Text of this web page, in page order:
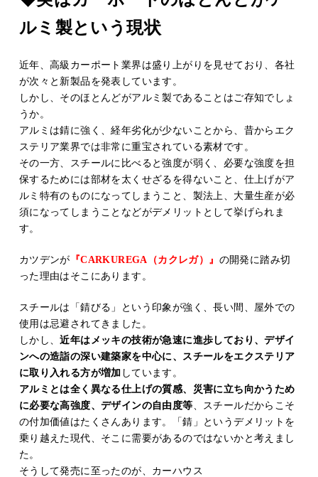
ルミ製という現状
近年、高級カーポート業界は盛り上がりを見せており、各社
が次々と新製品を発表しています。
しかし、そのほとんどがアルミ製であることはご存知でしょ
うか。
アルミは錆に強く、経年劣化が少ないことから、昔からエク
ステリア業界では非常に重宝されている素材です。
その一方、スチールに比べると強度が弱く、必要な強度を担
保するためには部材を太くせざるを得ないこと、仕上げがア
ルミ特有のものになってしまうこと、製法上、大量生産が必
須になってしまうことなどがデメリットとして挙げられま
す。
カツデンが 『CARKUREGA（カクレガ）』 の開発に踏み切
った理由はそこにあります。
スチールは「錆びる」という印象が強く、長い間、屋外での
使用は忌避されてきました。
しかし、近年はメッキの技術が急速に進歩しており、デザイ
ンへの造詣の深い建築家を中心に、スチールをエクステリア
に取り入れる方が増加 しています。
アルミとは全く異なる仕上げの質感、災害に立ち向かうため
に必要な高強度、デザインの自由度等 、スチールだからこそ
の付加価値はたくさんあります。「錆」というデメリットを
乗り越えた現代、そこに需要があるのではないかと考えまし
た。
そうして発売に至ったのが、カーハウス